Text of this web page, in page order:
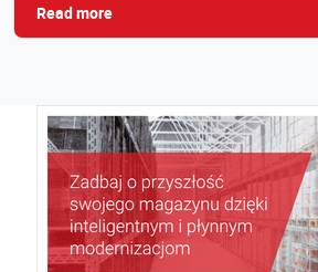
Read more